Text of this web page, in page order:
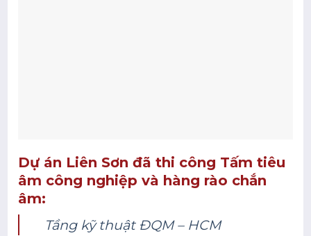
Dự án Liên Sơn đã thi công Tấm tiêu
âm công nghiệp và hàng rào chắn
âm:
Tầng kỹ thuật ĐQM – HCM